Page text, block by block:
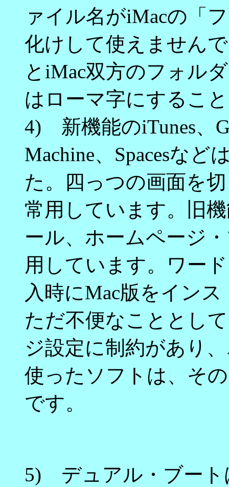
ァイル名がiMacの「
化けして使えません
とiMac双方のフォル
はローマ字にするこ
4) 新機能のiTunes、
Machine、Spacesな
た。四っつの画面を
常用しています。旧
ール、ホームページ
用しています。ワー
入時にMac版をイン
ただ不便なこととし
ジ設定に制約があり
使ったソフトは、そ
です。
5) デュアル・ブート